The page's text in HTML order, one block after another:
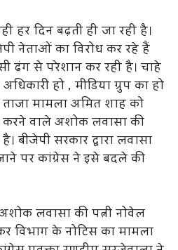
हर दिन बढ़ती ही जा रही है।
नेताओं का विरोध कर रहे हैं
ढंग से परेशान कर रही है। चाहे
हो , मीडिया ग्रुप का हो
ताजा मामला अमित शाह को
करने वाले अशोक लवासा की
बीजेपी सरकार द्वारा लवासा
पर कांग्रेस ने इसे बदले की
लवासा की पत्नी नोवेल
के नोटिस का मामला